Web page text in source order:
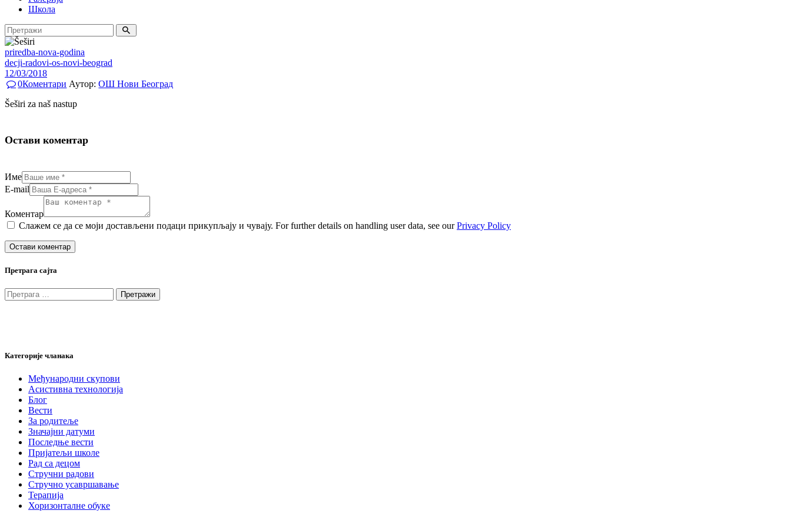
Школа
priredba-nova-godina
decji-radovi-os-novi-beograd
12/03/2018
0Коментари Аутор:ОШ Нови Београд
Šeširi za naš nastup
Остави коментар
Име
E-mail
Коментар
Слажем се да се моји достављени подаци прикупљају и чувају. For further details on handling user data, see ourPrivacy Policy
Претрага сајта
Претрага
за:
Категорије чланака
Међународни скупови
Асистивна технологија
Блог
Вести
За родитеље
Значајни датуми
Последње вести
Пријатељи школе
Рад са децом
Стручни радови
Стручно усавршавање
Терапија
Хоризонталне обуке